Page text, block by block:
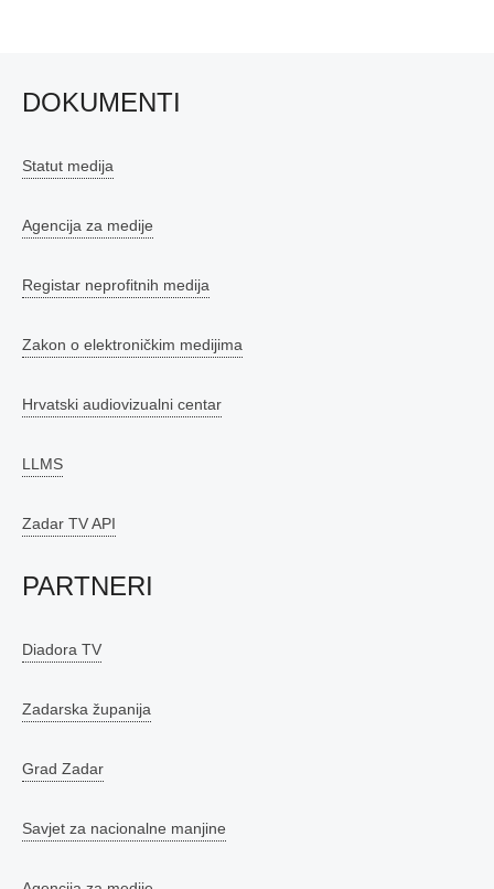
DOKUMENTI
Statut medija
Agencija za medije
Registar neprofitnih medija
Zakon o elektroničkim medijima
Hrvatski audiovizualni centar
LLMS
Zadar TV API
PARTNERI
Diadora TV
Zadarska županija
Grad Zadar
Savjet za nacionalne manjine